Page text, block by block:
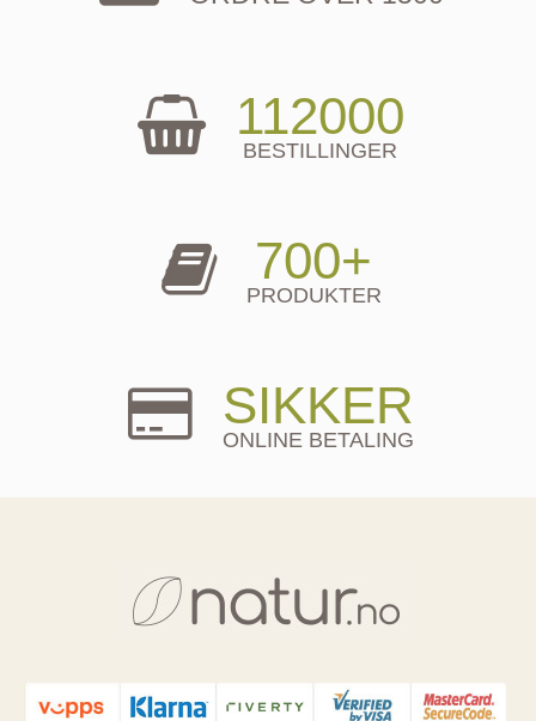
112000
BESTILLINGER
700+
PRODUKTER
SIKKER
ONLINE BETALING